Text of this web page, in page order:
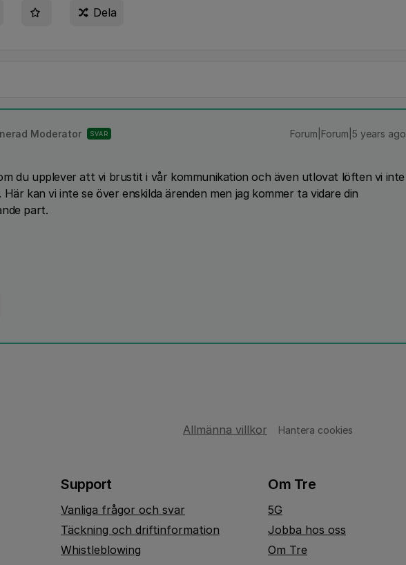
Dela
Moderator SVAR Forum|Forum|5 years ago
du upplever att vi brustit i vår kommunikation och även utlovat löften vi inte
kan vi inte se över enskilda ärenden men jag kommer ta vidare din
part.
Allmänna villkor Hantera cookies
Support
Vanliga frågor och svar
Täckning och driftinformation
Whistleblowing
Om Tre
5G
Jobba hos oss
Om Tre